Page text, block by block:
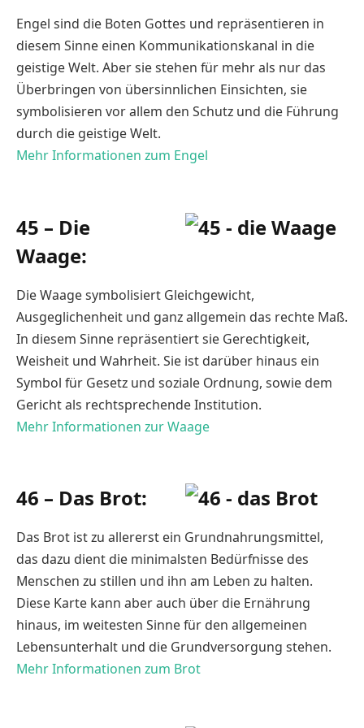
Engel sind die Boten Gottes und repräsentieren in
diesem Sinne einen Kommunikationskanal in die
geistige Welt. Aber sie stehen für mehr als nur das
Überbringen von übersinnlichen Einsichten, sie
symbolisieren vor allem den Schutz und die Führung
durch die geistige Welt.
Mehr Informationen zum Engel
45 – Die
Waage:
Die Waage symbolisiert Gleichgewicht,
Ausgeglichenheit und ganz allgemein das rechte Maß.
In diesem Sinne repräsentiert sie Gerechtigkeit,
Weisheit und Wahrheit. Sie ist darüber hinaus ein
Symbol für Gesetz und soziale Ordnung, sowie dem
Gericht als rechtsprechende Institution.
Mehr Informationen zur Waage
46 – Das Brot:
Das Brot ist zu allererst ein Grundnahrungsmittel,
das dazu dient die minimalsten Bedürfnisse des
Menschen zu stillen und ihn am Leben zu halten.
Diese Karte kann aber auch über die Ernährung
hinaus, im weitesten Sinne für den allgemeinen
Lebensunterhalt und die Grundversorgung stehen.
Mehr Informationen zum Brot